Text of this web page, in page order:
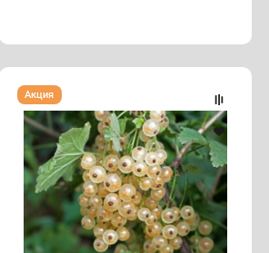
Смородина
"БАЯНА"
(белая)
Акция